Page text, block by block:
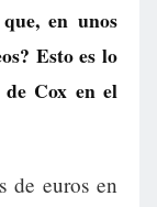
en unos
Esto es lo
Cox en el
de euros en